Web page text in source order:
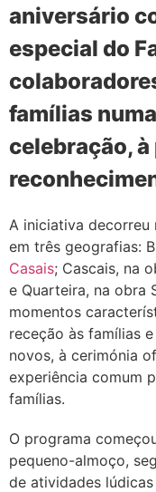
aniversário
especial do
famílias
celebração,
A iniciativa decorreu
em três geografias:
Casais; Cascais, na
e Quarteira, na obra
momentos
receção às famílias
novos, à cerimónia
experiência comum
famílias.
O programa
pequeno-almoço,
de atividades